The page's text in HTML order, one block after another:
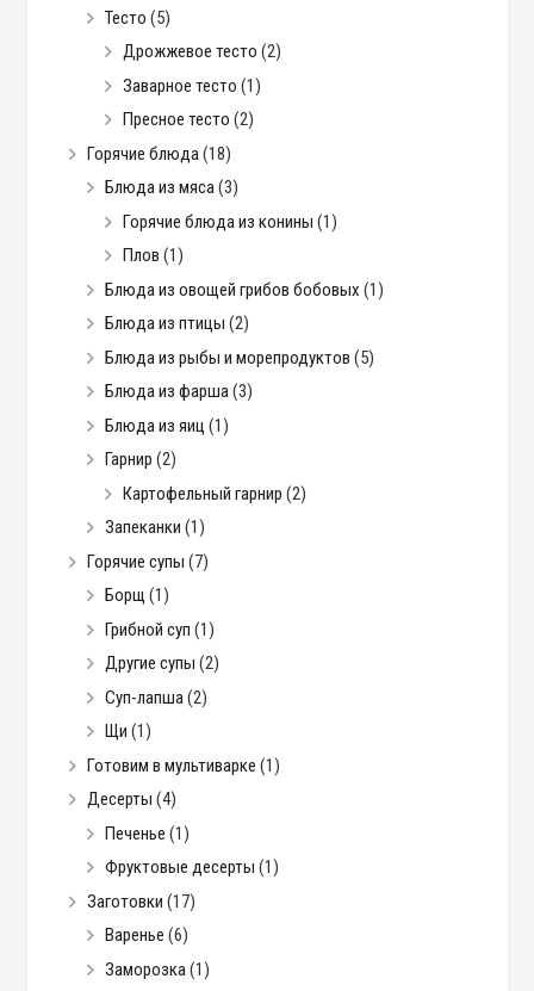
Тесто (5)
Дрожжевое тесто (2)
Заварное тесто (1)
Пресное тесто (2)
Горячие блюда(18)
Блюда из мяса(3)
Горячие блюда из конины (1)
Плов (1)
Блюда из овощей грибов бобовых (1)
Блюда из птицы (2)
Блюда из рыбы и морепродуктов (5)
Блюда из фарша(3)
Блюда из яиц (1)
Гарнир (2)
Картофельный гарнир (2)
Запеканки (1)
Горячие супы (7)
Борщ (1)
Грибной суп (1)
Другие супы (2)
Суп-лапша(2)
Щи (1)
Готовим в мультиварке (1)
Десерты (4)
Печенье (1)
Фруктовые десерты (1)
Заготовки (17)
Варенье (6)
Заморозка(1)